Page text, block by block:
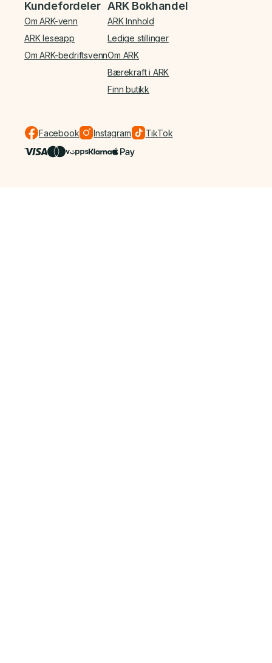
Kundefordeler
Om ARK-venn
ARK leseapp
Om ARK-bedriftsvenn
ARK Bokhandel
ARK Innhold
Ledige stillinger
Om ARK
Bærekraft i ARK
Finn butikk
Facebook Instagram TikTok